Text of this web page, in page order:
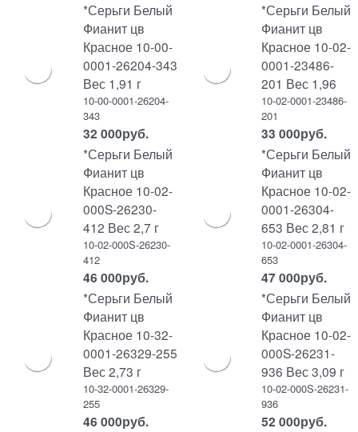
*Серьги Белый
Фианит цв
Красное 10-00-
0001-26204-343
Вес 1,91 г
10-00-0001-26204-
343
32 000руб.
*Серьги Белый
Фианит цв
Красное 10-02-
0001-23486-
201 Вес 1,96
10-02-0001-23486-
201
33 000руб.
*Серьги Белый
Фианит цв
Красное 10-02-
000S-26230-
412 Вес 2,7 г
10-02-000S-26230-
412
46 000руб.
*Серьги Белый
Фианит цв
Красное 10-02-
0001-26304-
653 Вес 2,81 г
10-02-0001-26304-
653
47 000руб.
*Серьги Белый
Фианит цв
Красное 10-32-
0001-26329-255
Вес 2,73 г
10-32-0001-26329-
255
46 000руб.
*Серьги Белый
Фианит цв
Красное 10-02-
000S-26231-
936 Вес 3,09 г
10-02-000S-26231-
936
52 000руб.